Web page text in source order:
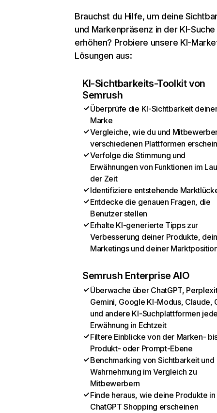
Brauchst du Hilfe, um deine
und Markenpräsenz in der KI-Suche
erhöhen? Probiere unsere KI-
Lösungen aus:
KI-Sichtbarkeits-Toolkit von
Semrush
Überprüfe die KI-Sichtbarkeit
Marke
Vergleiche, wie du und
verschiedenen Plattformen
Verfolge die Stimmung und
Erwähnungen von Funktionen im
der Zeit
Identifiziere entstehende
Entdecke die genauen Fragen, die
Benutzer stellen
Erhalte KI-generierte Tipps zur
Verbesserung deiner Produkte,
Marketings und deiner
Semrush Enterprise AIO
Überwache über ChatGPT,
Gemini, Google KI-Modus, Claude,
und andere KI-Suchplattformen
Erwähnung in Echtzeit
Filtere Einblicke von der Marken-
Produkt- oder Prompt-Ebene
Benchmarking von Sichtbarkeit und
Wahrnehmung im Vergleich zu
Mitbewerbern
Finde heraus, wie deine Produkte in
ChatGPT Shopping erscheinen